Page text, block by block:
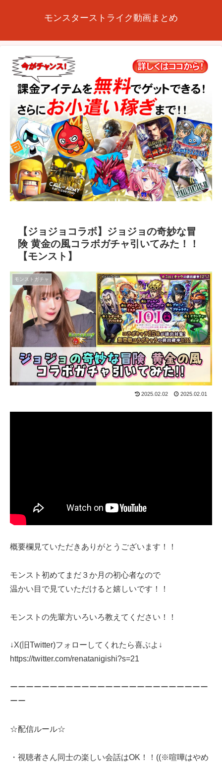
モンスターストライク動画まとめ
【ジョジョコラボ】ジョジョの奇妙な冒
険 黄金の風コラボガチャ引いてみた！！
【モンスト】
モンストガチャ
2025.02.02 2025.02.01
概要欄見ていただきありがとうございます！！
モンスト初めてまだ３か月の初心者なので
温かい目で見ていただけると嬉しいです！！
モンストの先輩方いろいろ教えてください！！
↓X(旧Twitter)フォローしてくれたら喜ぶよ↓
https://twitter.com/renatanigishi?s=21
ーーーーーーーーーーーーーーーーーーーーーーーーー
ーー
☆配信ルール☆
・視聴者さん同士の楽しい会話はOK！！((※喧嘩はやめ